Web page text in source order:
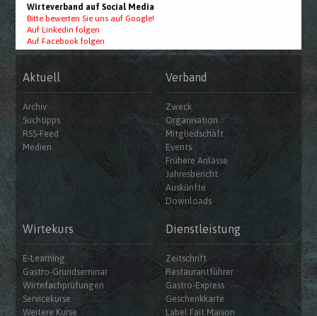
Wirteverband auf Social Media
Bitte bewerten Sie uns auf Google!
Auf Linkedin folgen
Auf Facebook folgen
Aktuell
Archiv
Suchtipps
RSS-Feed
Medien
Verband
Zweck
Organisation
Mitgliedschaft
Events
Frühere Anlässe
Jahresbericht
Auskünfte
Downloads
Wirtekurs
E-Learning
Gastro-Grundseminar
Wirtefachprüfungen
Servicekurse
Weitere Kurse
Dienstleistung
Zeitschrift
Restaurantführer
Gastro-Express
Geschenkkarte
Label Fait Maison